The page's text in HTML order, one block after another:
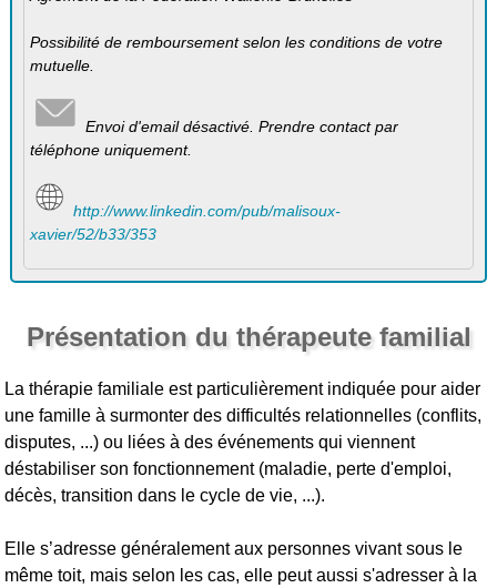
Possibilité de remboursement selon les conditions de votre
mutuelle.
Envoi d'email désactivé. Prendre contact par
téléphone uniquement.
http://www.linkedin.com/pub/malisoux-
xavier/52/b33/353
Présentation du thérapeute familial
La thérapie familiale est particulièrement indiquée pour aider
une famille à surmonter des difficultés relationnelles (conflits,
disputes, ...) ou liées à des événements qui viennent
déstabiliser son fonctionnement (maladie, perte d'emploi,
décès, transition dans le cycle de vie, ...).
Elle s’adresse généralement aux personnes vivant sous le
même toit, mais selon les cas, elle peut aussi s'adresser à la